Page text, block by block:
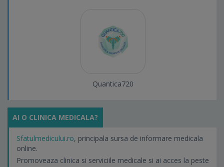
Quantica720
AI O CLINICA MEDICALA?
Sfatulmedicului.ro, principala sursa de informare medicala
online.
Promoveaza clinica si serviciile medicale si ai acces la peste